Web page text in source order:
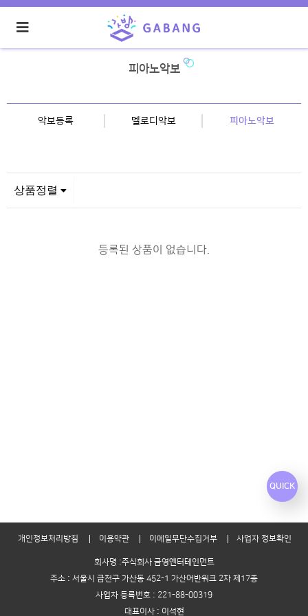
피아노악보
악보등록 멜로디악보 피아노악보
상품정렬
등록된 상품이 없습니다.
QUICK
개인정보처리방침 이용약관 이메일무단수집거부 사업자 정보확인
회사명 :주식회사 금영엔터테인먼트
주소 : 서울시 금천구 가산동 452-1 가산어반워크 2차 제17층
사업자 등록번호 : 221-88-00319
대표이사 : 이석현